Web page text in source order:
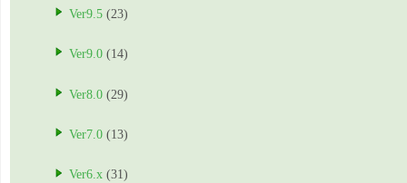
Ver9.5 (23)
Ver9.0 (14)
Ver8.0 (29)
Ver7.0 (13)
Ver6.x (31)